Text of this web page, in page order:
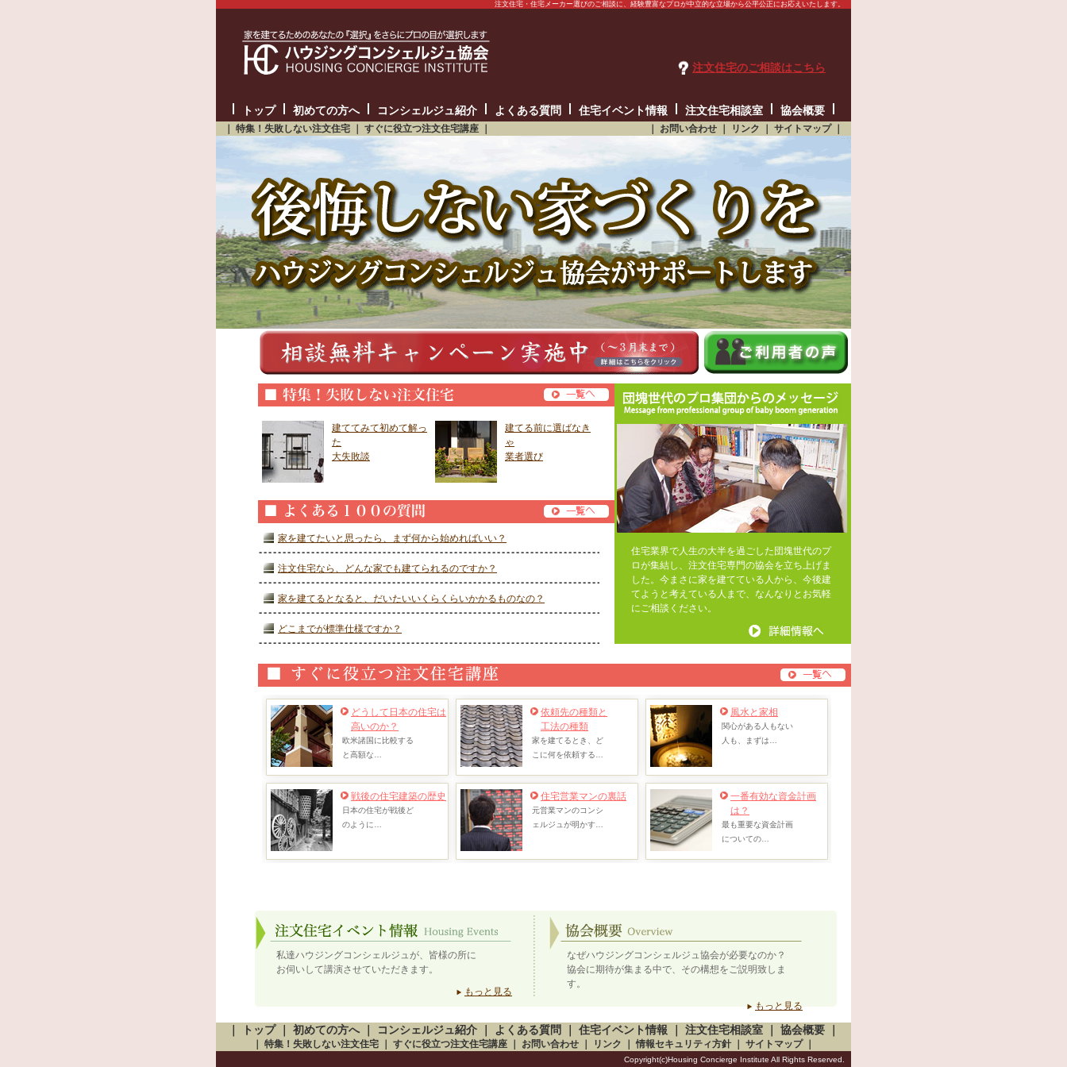
注文住宅・住宅メーカー選びのご相談に、経験豊富なプロが中立的な立場から公平公正にお応えいたします。
注文住宅のご相談はこちら
トップ 初めての方へ コンシェルジュ紹介 よくある質問 住宅イベント情報 注文住宅相談室 協会概要
お問い合わせ リンク サイトマップ｜
特集！失敗しない注文住宅 すぐに役立つ注文住宅講座
建ててみて初めて解っ
た
大失敗談
建てる前に選ばなき
ゃ
業者選び
家を建てたいと思ったら、まず何から始めればいい？
注文住宅なら、どんな家でも建てられるのですか？
家を建てるとなると、だいたいいくらくらいかかるものなの？
どこまでが標準仕様ですか？
住宅業界で人生の大半を過ごした団塊世代のプ
ロが集結し、注文住宅専門の協会を立ち上げま
した。今まさに家を建てている人から、今後建
てようと考えている人まで、なんなりとお気軽
にご相談ください。
どうして日本の住宅は
高いのか？
欧米諸国に比較する
と高額な…
依頼先の種類と
工法の種類
家を建てるとき、ど
こに何を依頼する…
風水と家相
関心がある人もない
人も、まずは…
戦後の住宅建築の歴史
日本の住宅が戦後ど
のように…
住宅営業マンの裏話
元営業マンのコンシ
ェルジュが明かす…
一番有効な資金計画
は？
最も重要な資金計画
についての…
私達ハウジングコンシェルジュが、皆様の所に
お伺いして講演させていただきます。
もっと見る
なぜハウジングコンシェルジュ協会が必要なのか？
協会に期待が集まる中で、その構想をご説明致しま
す。
もっと見る
トップ｜ 初めての方へ コンシェルジュ紹介 よくある質問 住宅イベント情報 注文住宅相談室 協会概要
特集！失敗しない注文住宅 すぐに役立つ注文住宅講座 お問い合わせ リンク ｜情報セキュリティ方針 サイトマップ｜
Copyright(c)Housing Concierge Institute All Rights Reserved.